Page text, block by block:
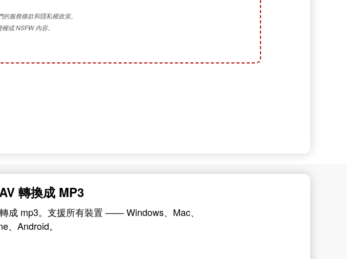
服務條款和隱私權政策。
或 NSFW 內容。
轉換成 MP3
成 mp3。支援所有裝置 —— Windows、Mac、
、Android。